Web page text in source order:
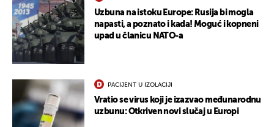
Uzbuna na istoku Europe: Rusija bi mogla
napasti, a poznato i kada! Moguć i kopneni
upad u članicu NATO-a
PACIJENT U IZOLACIJI
Vratio se virus koji je izazvao međunarodnu
uzbunu: Otkriven novi slučaj u Europi